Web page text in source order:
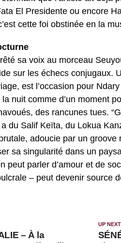
El Presidente ou encore
cette foi obstinée en la
sa voix au morceau
sur les échecs conjugaux.
est l’occasion pour
la nuit comme d’un moment
des rancunes tues.
a du Salif Keïta, du Lokua
adoucie par un
sa singularité dans un
peut parler d’amour et de
– peut devenir source
UP NEXT
– À la